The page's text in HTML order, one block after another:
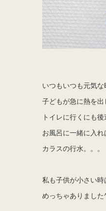
いつもいつも元気な
子どもが急に熱を
トイレに行くにも
お風呂に一緒に入
カラスの行水。。。
私も子供が小さい
めっちゃありました